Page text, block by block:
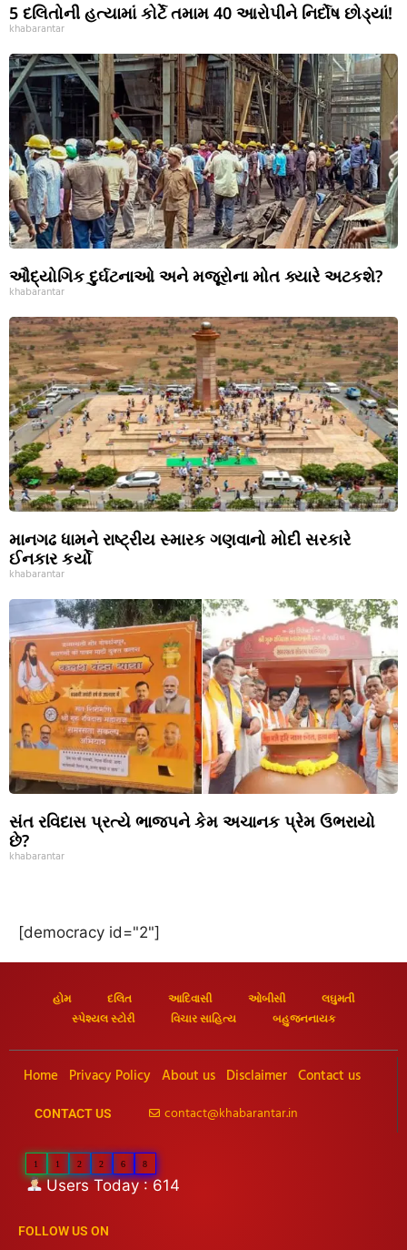
5 દલિતોની હત્યામાં કોર્ટે તમામ 40 આરોપીને નિર્દોષ છોડ્યાં!
khabarantar
ઔદ્યોગિક દુર્ઘટનાઓ અને મજૂરોના મોત ક્યારે અટકશે?
khabarantar
માનગઢ ધામને રાષ્ટ્રીય સ્મારક ગણવાનો મોદી સરકારે
ઈનકાર કર્યો
khabarantar
સંત રવિદાસ પ્રત્યે ભાજપને કેમ અચાનક પ્રેમ ઉભરાયો
છે?
khabarantar
[democracy id="2"]
હોમ દલિત આદિવાસી ઓબીસી
લઘુમતી
સ્પેશ્યલ સ્ટોરી
વિચાર સાહિત્ય બહુજનનાયક
Home Privacy Policy About us Disclaimer Contact us
CONTACT US contact@khabarantar.in
1 1 2 2 6 8
Users Today : 614
FOLLOW US ON